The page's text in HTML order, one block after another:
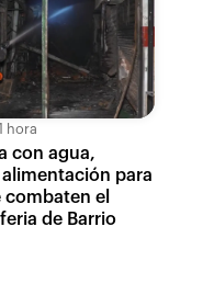
hora
con agua,
para
combaten el
de Barrio